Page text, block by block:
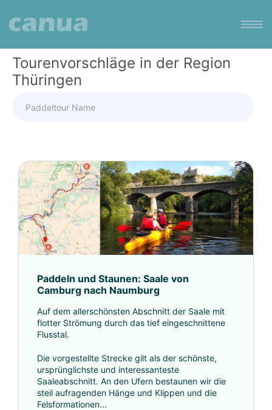
Tourenvorschläge in der Region
Thüringen
Paddeln und Staunen: Saale von
Camburg nach Naumburg
Auf dem allerschönsten Abschnitt der Saale mit
flotter Strömung durch das tief eingeschnittene
Flusstal.
Die vorgestellte Strecke gilt als der schönste,
ursprünglichste und interessanteste
Saaleabschnitt. An den Ufern bestaunen wir die
steil aufragenden Hänge und Klippen und die
Felsformationen...